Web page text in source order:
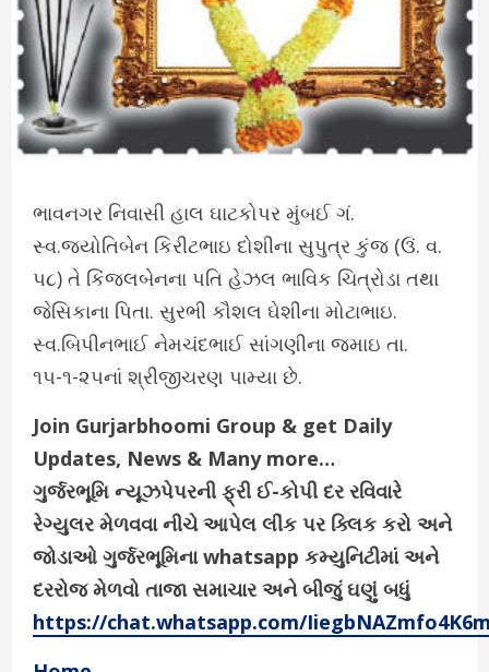
ભાવનગર નિવાસી હાલ ઘાટકોપર મુંબઈ ગં.
સ્વ.જ્યોતિબેન કિરીટભાઇ દોશીના સુપુત્ર કુંજ (ઉં. વ.
૫૮) તે કિંજલબેનના પતિ હેઝલ ભાવિક ચિત્રોડા તથા
જેસિકાના પિતા. સુરભી કૌશલ ઘેશીના મોટાભાઇ.
સ્વ.બિપીનભાઈ નેમચંદભાઈ સાંગણીના જમાઇ તા.
૧૫-૧-૨૫નાં શ્રીજીચરણ પામ્યા છે.
Join Gurjarbhoomi Group & get Daily
Updates, News & Many more…
ગુર્જરભૂમિ ન્યૂઝપેપરની ફ્રી ઈ-કોપી દર રવિવારે
રેગ્યુલર મેળવવા નીચે આપેલ લીંક પર ક્લિક કરો અને
જોડાઓ ગુર્જરભૂમિના whatsapp કમ્યુનિટીમાં અને
દરરોજ મેળવો તાજા સમાચાર અને બીજું ઘણું બધું
https://chat.whatsapp.com/